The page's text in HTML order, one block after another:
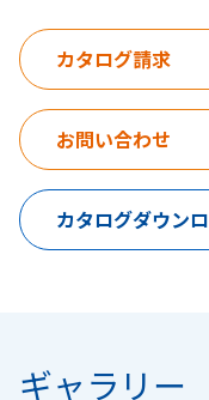
カタログ請求
お問い合わせ
カタログダウン
ギャラリー